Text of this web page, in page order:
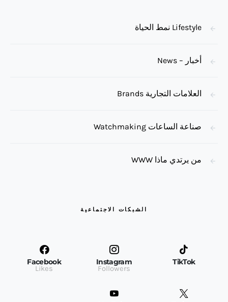
Lifestyle نمط الحياة
أخبار – News
العلامات التجارية Brands
صناعة الساعات Watchmaking
من يرتدي ماذا WWW
الشبكات الاجتماعية
TikTok
Instagram
Followers
Facebook
Likes